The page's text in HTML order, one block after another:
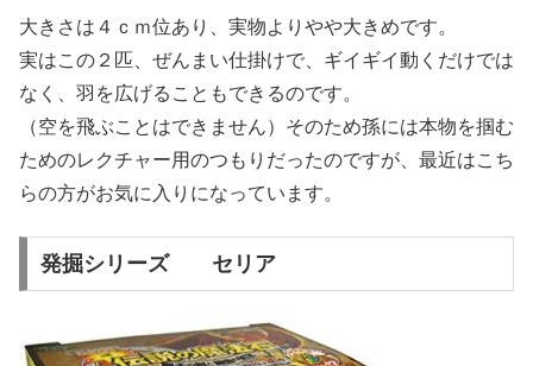
大きさは４ｃｍ位あり、実物よりやや大きめです。
実はこの２匹、ぜんまい仕掛けで、ギイギイ動くだけでは
なく、羽を広げることもできるのです。
（空を飛ぶことはできません）そのため孫には本物を掴む
ためのレクチャー用のつもりだったのですが、最近はこち
らの方がお気に入りになっています。
発掘シリーズ セリア